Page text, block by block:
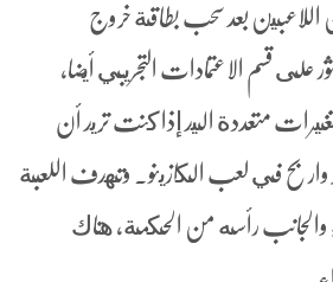
اللاعبين بعد سحب بطاقة خروج
على قسم الاعتمادات التجريبي أيضا،
متعددة اليد إذا كنت تريد أن
في لعب الكازينو. وتهدف اللعبة
والجانب رأسه من الحكمة، هناك